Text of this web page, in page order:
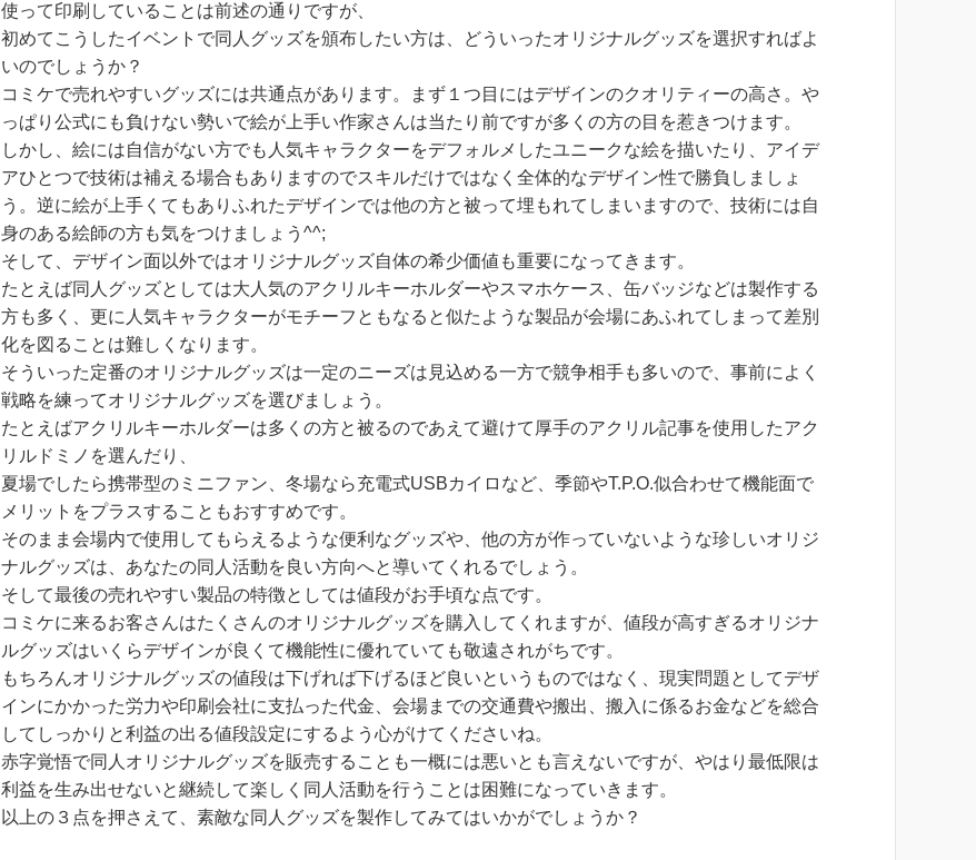
使って印刷していることは前述の通りですが、
初めてこうしたイベントで同人グッズを頒布したい方は、どういったオリジナルグッズを選択すればよ
いのでしょうか？
コミケで売れやすいグッズには共通点があります。まず１つ目にはデザインのクオリティーの高さ。や
っぱり公式にも負けない勢いで絵が上手い作家さんは当たり前ですが多くの方の目を惹きつけます。
しかし、絵には自信がない方でも人気キャラクターをデフォルメしたユニークな絵を描いたり、アイデ
アひとつで技術は補える場合もありますのでスキルだけではなく全体的なデザイン性で勝負しましょ
う。逆に絵が上手くてもありふれたデザインでは他の方と被って埋もれてしまいますので、技術には自
身のある絵師の方も気をつけましょう^^;
そして、デザイン面以外ではオリジナルグッズ自体の希少価値も重要になってきます。
たとえば同人グッズとしては大人気のアクリルキーホルダーやスマホケース、缶バッジなどは製作する
方も多く、更に人気キャラクターがモチーフともなると似たような製品が会場にあふれてしまって差別
化を図ることは難しくなります。
そういった定番のオリジナルグッズは一定のニーズは見込める一方で競争相手も多いので、事前によく
戦略を練ってオリジナルグッズを選びましょう。
たとえばアクリルキーホルダーは多くの方と被るのであえて避けて厚手のアクリル記事を使用したアク
リルドミノを選んだり、
夏場でしたら携帯型のミニファン、冬場なら充電式USBカイロなど、季節やT.P.O.似合わせて機能面で
メリットをプラスすることもおすすめです。
そのまま会場内で使用してもらえるような便利なグッズや、他の方が作っていないような珍しいオリジ
ナルグッズは、あなたの同人活動を良い方向へと導いてくれるでしょう。
そして最後の売れやすい製品の特徴としては値段がお手頃な点です。
コミケに来るお客さんはたくさんのオリジナルグッズを購入してくれますが、値段が高すぎるオリジナ
ルグッズはいくらデザインが良くて機能性に優れていても敬遠されがちです。
もちろんオリジナルグッズの値段は下げれば下げるほど良いというものではなく、現実問題としてデザ
インにかかった労力や印刷会社に支払った代金、会場までの交通費や搬出、搬入に係るお金などを総合
してしっかりと利益の出る値段設定にするよう心がけてくださいね。
赤字覚悟で同人オリジナルグッズを販売することも一概には悪いとも言えないですが、やはり最低限は
利益を生み出せないと継続して楽しく同人活動を行うことは困難になっていきます。
以上の３点を押さえて、素敵な同人グッズを製作してみてはいかがでしょうか？